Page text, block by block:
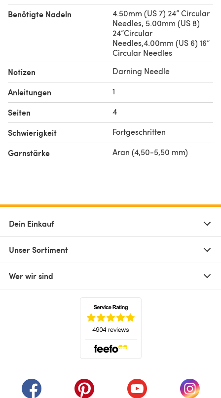
Benötigte Nadeln
4.50mm (US 7) 24” Circular
Needles, 5.00mm (US 8)
24”Circular
Needles,4.00mm (US 6) 16”
Circular Needles
Notizen Darning Needle
Anleitungen 1
Seiten 4
Schwierigkeit Fortgeschritten
Garnstärke Aran (4,50-5,50 mm)
Dein Einkauf
Unser Sortiment
Wer wir sind
(öffnet sich in einem neuen Tab)
(öffnet sich in einem neuen Tab)
(öffnet sich in einem
(öffnet